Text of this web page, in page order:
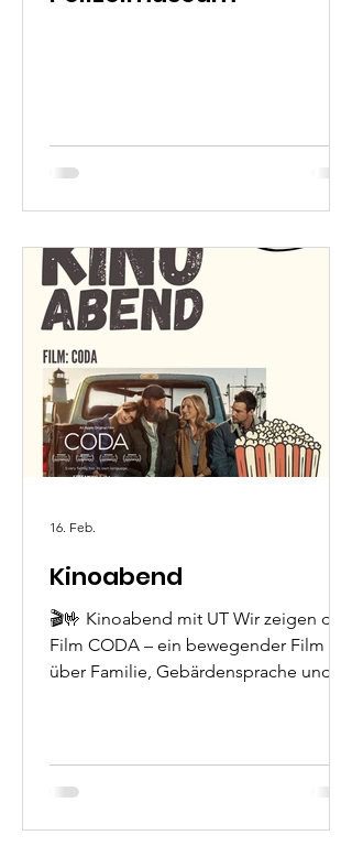
Kinoabend
🎬🤟 Kinoabend mit UT Wir zeigen den
Film CODA – ein bewegender Film
über Familie, Gebärdensprache und
Der Film läuft mit Untertiteln (UT). 👥
Eingeladen sind alle Menschen – mit
16. Feb.